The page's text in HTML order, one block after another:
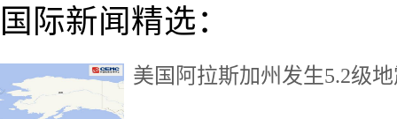
国际新闻精选：
美国阿拉斯加州发生5.2级